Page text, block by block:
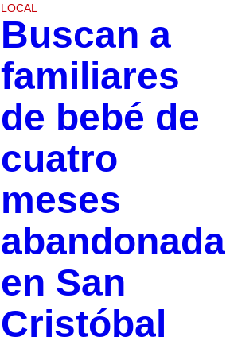
LOCAL
Buscan a
familiares
de bebé de
cuatro
meses
abandonada
en San
Cristóbal